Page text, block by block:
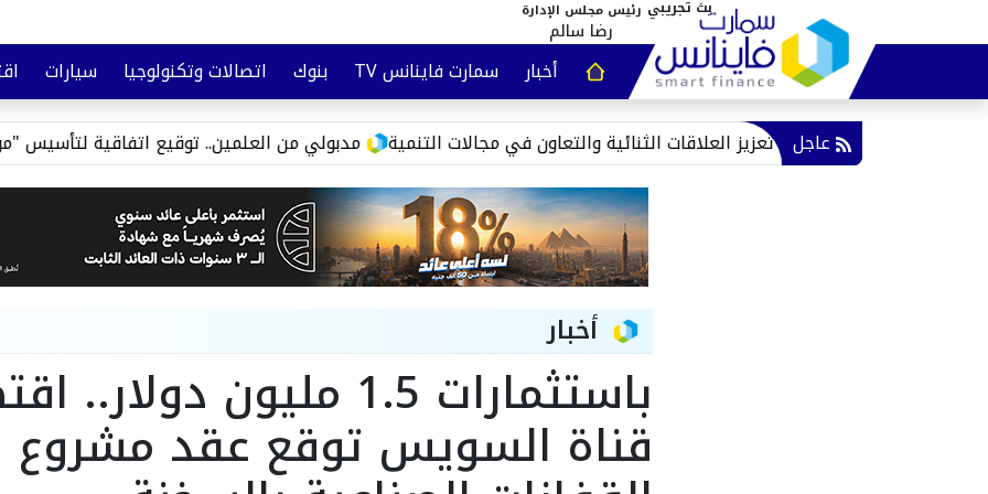
رئيس مجلس الإدارة
رضا سالم
أخبار
سمارت فاينانس TV بنوك اتصالات وتكنولوجيا سيارات
عقارات وتأمين
وعي مالي عاجل مدبولي من العلمين.. توقيع اتفاقية لتأسيس "مواصلات مدن التشادي تعزيز العلاقات الثنائية والتعاون في مجالات التنمية
أخبار
باستثمارات 1.5 مليون
قناة السويس توقع عقد مشروع